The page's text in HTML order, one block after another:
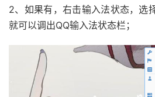
2、如果有，右击输入法状态，选
就可以调出QQ输入法状态栏；